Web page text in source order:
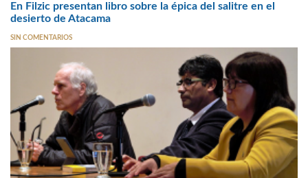
En Filzic presentan libro sobre la épica del salitre en el
desierto de Atacama
SIN COMENTARIOS